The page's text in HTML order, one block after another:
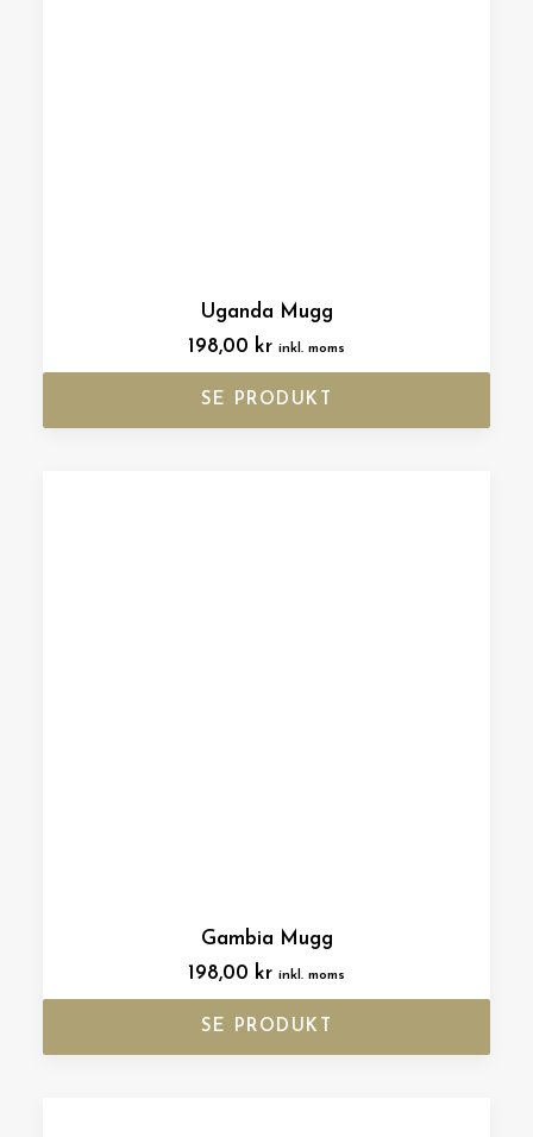
Uganda Mugg
198,00 kr inkl. moms
SE PRODUKT
Gambia Mugg
198,00 kr inkl. moms
SE PRODUKT